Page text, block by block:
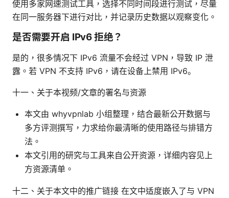
使用多家网速测试工具，选择不同时间段进行测试，尽量
在同一服务器下进行对比，并记录历史数据以观察变化。
是否需要开启 IPv6 拒绝？
是的，很多情况下 IPv6 流量不会经过 VPN，导致 IP 泄
露。若 VPN 不支持 IPv6，请在设备上禁用 IPv6。
十一、关于本视频/文章的署名与资源
本文由 whyvpnlab 小组整理，结合最新公开数据与
多方评测撰写，力求给你最清晰的使用路径与排错方
法。
本文引用的研究与工具来自公开资源，详细内容见上
方资源清单。
十二、关于本文中的推广链接 在文中适度嵌入了与 VPN